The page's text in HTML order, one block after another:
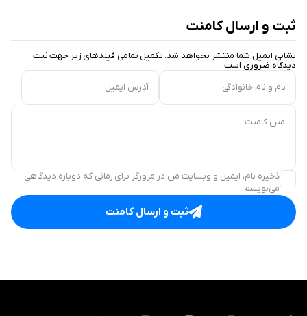
ثبت و ارسال کامنت
نشانی ایمیل شما منتشر نخواهد شد. تکمیل تمامی فیلد‌های زیر جهت ثبت
دیدگاه ضروری است.
نام و نام خانوادگی
آدرس ایمیل
متن کامنت...
ذخیره نام، ایمیل و وبسایت من در مرورگر برای زمانی که دوباره دیدگاهی
می‌نویسم.
ثبت و ارسال کامنت